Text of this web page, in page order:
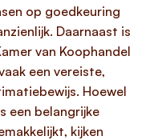
op goedkeuring
Daarnaast is
van Koophandel
een vereiste,
Hoewel
een belangrijke
kijken